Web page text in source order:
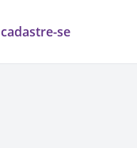
cadastre-se